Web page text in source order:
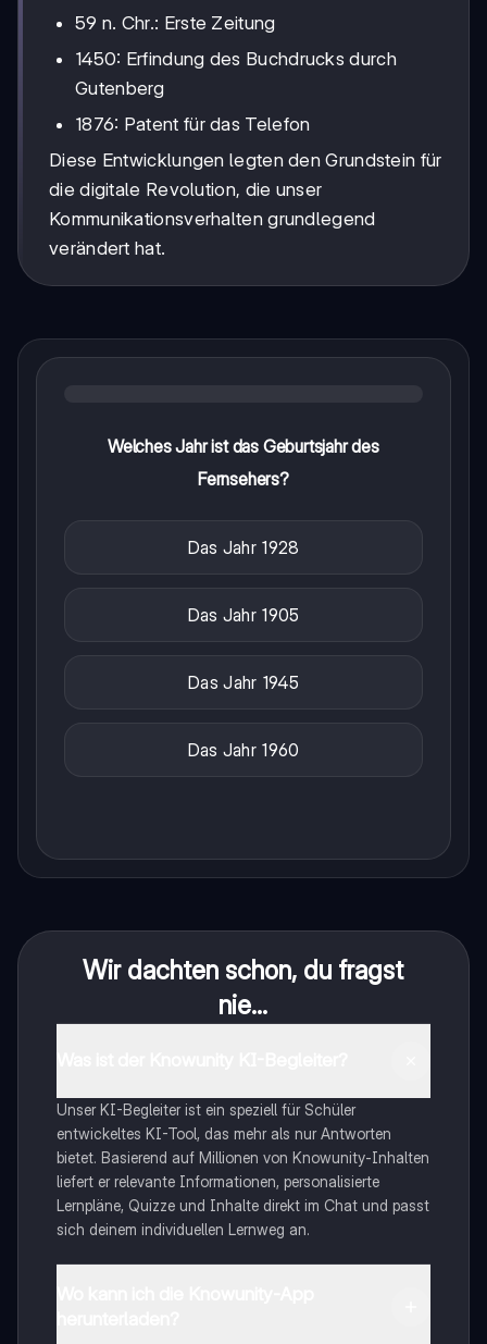
59 n. Chr.: Erste Zeitung
1450: Erfindung des Buchdrucks durch
Gutenberg
1876: Patent für das Telefon
Diese Entwicklungen legten den Grundstein für
die digitale Revolution, die unser
Kommunikationsverhalten grundlegend
verändert hat.
Welches Jahr ist das Geburtsjahr des
Fernsehers?
Das Jahr 1928
Das Jahr 1905
Das Jahr 1945
Das Jahr 1960
Wir dachten schon, du fragst
nie...
Unser KI-Begleiter ist ein speziell für Schüler
entwickeltes KI-Tool, das mehr als nur Antworten
bietet. Basierend auf Millionen von Knowunity-Inhalten
liefert er relevante Informationen, personalisierte
Lernpläne, Quizze und Inhalte direkt im Chat und passt
sich deinem individuellen Lernweg an.